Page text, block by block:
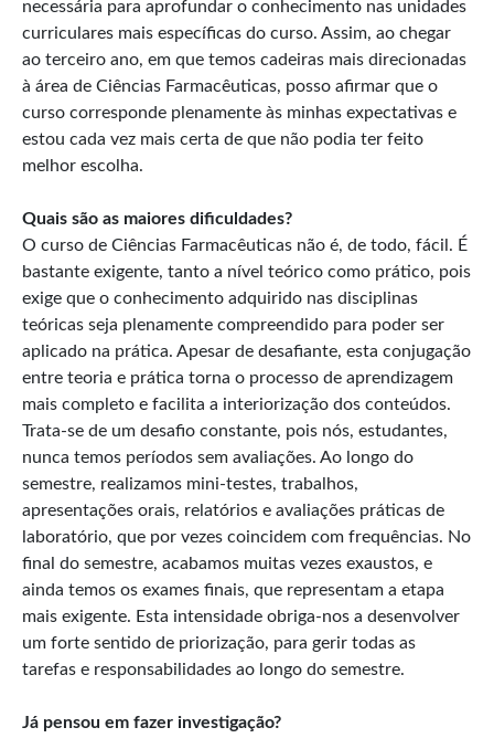
necessária para aprofundar o conhecimento nas unidades
curriculares mais específicas do curso. Assim, ao chegar
ao terceiro ano, em que temos cadeiras mais direcionadas
à área de Ciências Farmacêuticas, posso afirmar que o
curso corresponde plenamente às minhas expectativas e
estou cada vez mais certa de que não podia ter feito
melhor escolha.
Quais são as maiores dificuldades?
O curso de Ciências Farmacêuticas não é, de todo, fácil. É
bastante exigente, tanto a nível teórico como prático, pois
exige que o conhecimento adquirido nas disciplinas
teóricas seja plenamente compreendido para poder ser
aplicado na prática. Apesar de desafiante, esta conjugação
entre teoria e prática torna o processo de aprendizagem
mais completo e facilita a interiorização dos conteúdos.
Trata-se de um desafio constante, pois nós, estudantes,
nunca temos períodos sem avaliações. Ao longo do
semestre, realizamos mini-testes, trabalhos,
apresentações orais, relatórios e avaliações práticas de
laboratório, que por vezes coincidem com frequências. No
final do semestre, acabamos muitas vezes exaustos, e
ainda temos os exames finais, que representam a etapa
mais exigente. Esta intensidade obriga-nos a desenvolver
um forte sentido de priorização, para gerir todas as
tarefas e responsabilidades ao longo do semestre.
Já pensou em fazer investigação?